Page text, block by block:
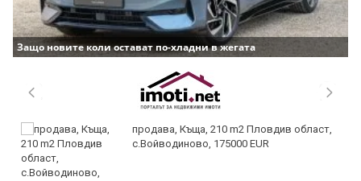
Защо новите коли остават по-хладни в жегата
продава, Къща, 210 m2 Пловдив област,
с.Войводиново, 175000 EUR